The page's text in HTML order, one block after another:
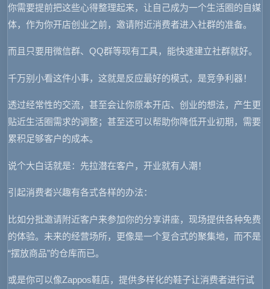
你需要提前把这些心得整理起来，让自己成为一个生活圈的自媒
体，作为你开店创业之前，邀请附近消费者进入社群的准备。
而且只要用微信群、QQ群等现有工具，能快速建立社群就好。
千万别小看这件小事，这就是反应最好的模式，是竞争利器！
透过经常性的交流，甚至会让你原本开店、创业的想法，产生更
贴近生活圈需求的调整；甚至还可以帮助你降低开业初期，需要
累积足够客户的成本。
说个大白话就是：先拉潜在客户，开业就有人潮！
引起消费者兴趣有各式各样的办法：
比如分批邀请附近客户来参加你的分享讲座，现场提供各种免费
的体验。未来的经营场所，更像是一个复合式的聚集地，而不是
“摆放商品”的仓库而已。
或是你可以像Zappos鞋店，提供多样化的鞋子让消费者进行试